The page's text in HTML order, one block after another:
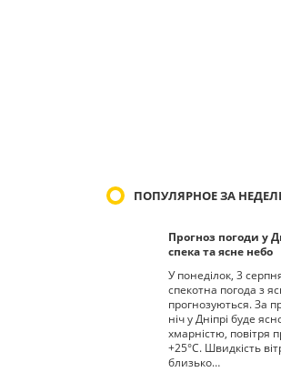
ПОПУЛЯРНОЕ ЗА
Прогноз погоди у
спека та ясне небо
У понеділок, 3
спекотна погода з
прогнозуються. За
ніч у Дніпрі буде
хмарністю, повітря
+25°С. Швидкість
близько…